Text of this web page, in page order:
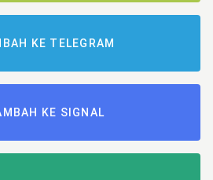
KE TELEGRAM
KE SIGNAL